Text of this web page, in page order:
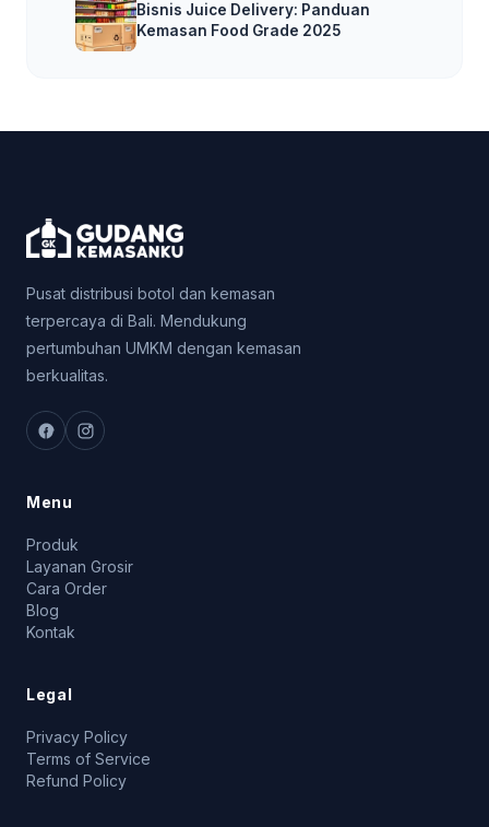
Bisnis Juice Delivery: Panduan
Kemasan Food Grade 2025
Pusat distribusi botol dan kemasan
terpercaya di Bali. Mendukung
pertumbuhan UMKM dengan kemasan
berkualitas.
Menu
Produk
Layanan Grosir
Cara Order
Blog
Kontak
Legal
Privacy Policy
Terms of Service
Refund Policy